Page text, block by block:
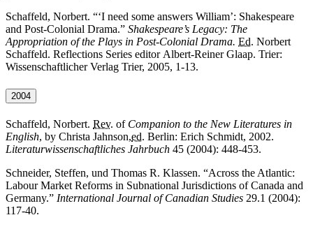
Schaffeld, Norbert. “‘I need some answers William’: Shakespeare
and Post-Colonial Drama.” Shakespeare’s Legacy: The
Appropriation of the Plays in Post-Colonial Drama. Ed. Norbert
Schaffeld. Reflections Series editor Albert-Reiner Glaap. Trier:
Wissenschaftlicher Verlag Trier, 2005, 1-13.
2004
Schaffeld, Norbert. Rev. of Companion to the New Literatures in
English, by Christa Jahnson,ed. Berlin: Erich Schmidt, 2002.
Literaturwissenschaftliches Jahrbuch 45 (2004): 448-453.
Schneider, Steffen, und Thomas R. Klassen. “Across the Atlantic:
Labour Market Reforms in Subnational Jurisdictions of Canada and
Germany.” International Journal of Canadian Studies 29.1 (2004):
117-40.